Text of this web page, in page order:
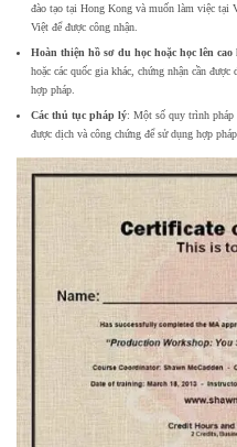
đào tạo tại Hong Kong và muốn làm việc tại
Việt để được công nhận.
Hoàn thiện hồ sơ du học hoặc học lên cao
hoặc các quốc gia khác, chứng nhận cần
hợp pháp.
Các thủ tục pháp lý: Một số quy trình pháp
được dịch và công chứng để sử dụng hợp pháp.